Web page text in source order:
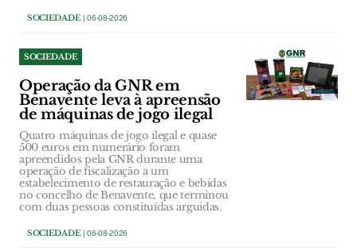
SOCIEDADE| 06-08-2026
SOCIEDADE
Operação da GNR em
Benavente leva à apreensão
de máquinas de jogo ilegal
Quatro máquinas de jogo ilegal e quase
500 euros em numerário foram
apreendidos pela GNR durante uma
operação de fiscalização a um
estabelecimento de restauração e bebidas
no concelho de Benavente, que terminou
com duas pessoas constituídas arguidas.
SOCIEDADE| 06-08-2026